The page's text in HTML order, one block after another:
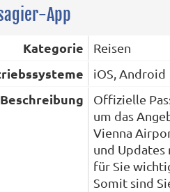
App
Kategorie Reisen
iOS, Android
Beschreibung
Offizielle
um das
Vienna
und Updates
für Sie
Somit sind